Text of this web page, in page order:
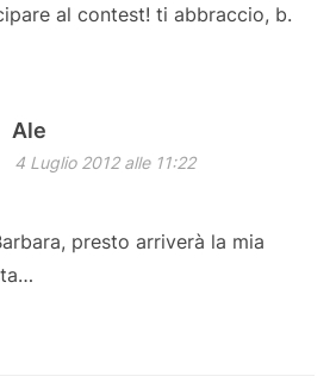
al contest! ti abbraccio, b.
Ale
4 Luglio 2012 alle 11:22
presto arriverà la mia